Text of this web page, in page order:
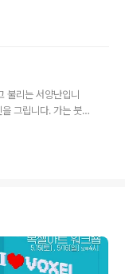
를 합니다. 그리고 0.
하는 마음가짐이 중
의 주택을 빼고 꽃과
이블 카 등을 채..
불리는 서양난입니
그립니다. 가는 붓
치 하고 방수성 잉크
2차원의 선들이 채색
~ 마지막으로 햇살